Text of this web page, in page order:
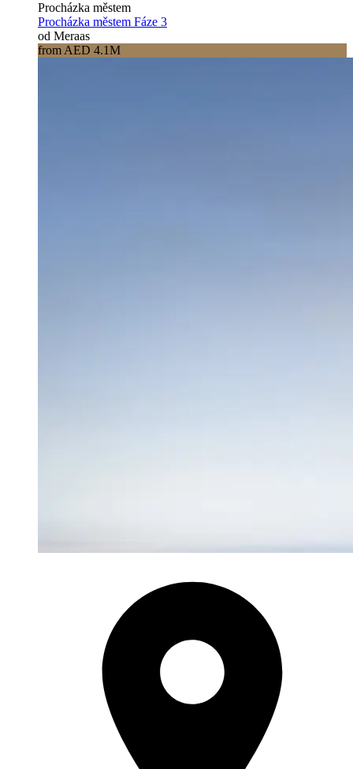
Procházka městem
Procházka městem Fáze 3
od Meraas
from AED 4.1M